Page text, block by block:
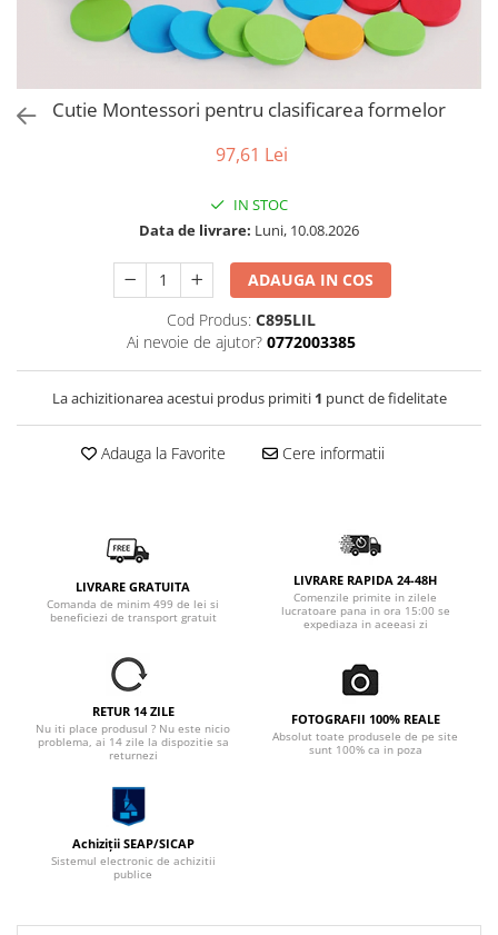
Tablite, Litere si Cifre
Cutie Montessori pentru clasificarea formelor
97,61 Lei
IN STOC
Data de livrare: Luni, 10.08.2026
ADAUGA IN COS
Cod Produs: C895LIL
Ai nevoie de ajutor? 0772003385
La achizitionarea acestui produs primiti 1 punct de fidelitate
Adauga la Favorite Cere informatii
LIVRARE GRATUITA
Comanda de minim 499 de lei si
beneficiezi de transport gratuit
LIVRARE RAPIDA 24-48H
Comenzile primite in zilele
lucratoare pana in ora 15:00 se
expediaza in aceeasi zi
RETUR 14 ZILE
Nu iti place produsul ? Nu este nicio
problema, ai 14 zile la dispozitie sa
returnezi
FOTOGRAFII 100% REALE
Absolut toate produsele de pe site
sunt 100% ca in poza
Achiziții SEAP/SICAP
Sistemul electronic de achizitii
publice